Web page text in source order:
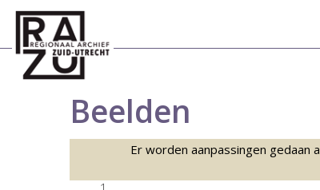
Beelden
Er worden aanpassingen gedaan